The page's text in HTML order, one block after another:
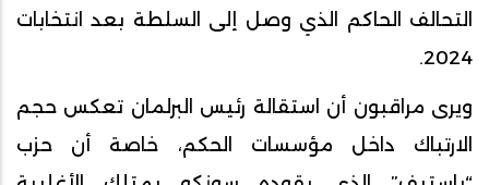
التحالف الحاكم الذي وصل إلى السلطة بعد انتخابات
2024.
ويرى مراقبون أن استقالة رئيس البرلمان تعكس حجم
الارتباك داخل مؤسسات الحكم، خاصة أن حزب